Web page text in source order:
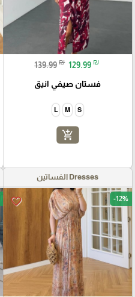
139.99 ₪ 129.99 ₪
فستان صيفي انيق
S
M
L
add_shopping_cart
Dresses الفساتين
favorite_border -12%